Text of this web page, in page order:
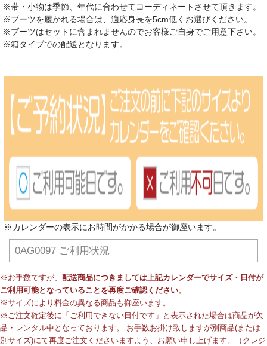
※帯・小物は季節、年代に合わせてコーディネートさせて頂きます。
※ブーツを履かれる場合は、適応身長を5cm低くお選びください。
※ブーツはセットに含まれませんのでお客様ご自身でご用意下さい。
※箱タイプでの配送となります。
※カレンダーの表示にお時間がかかる場合が御座います。
0AG0097 ご利用状況
※お手数ですが、 配送商品につきましては上記カレンダーでサイズ・日付が
ご利用可能となっていることを再度ご確認ください。
※サイズにより料金の異なる商品も御座います。
※ご注文確定後に「ご利用できない日付です」と表示された場合は商品が欠
品・レンタル中となっております。 お手数お掛け致しますが別商品(または
別サイズ)にて再度ご注文くださいますよう、お願い申し上げます。（クレジ